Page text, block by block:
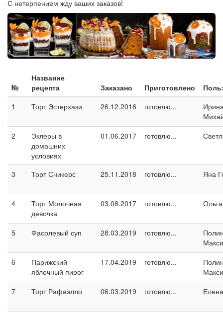
С нетерпением жду ваших заказов!
№
Название
рецепта
Заказано Приготовлено
1
Торт Эстерхази 26.12.2016 готовлю...
2
Эклеры в
домашних
условиях
01.06.2017 готовлю...
3 Торт Сникерс 25.11.2018 готовлю... Яна
4
Торт Молочная
девочка
03.08.2017 готовлю...
5 Фасолевый суп 28.03.2019 готовлю...
6
Парижский
яблочный пирог
17.04.2019 готовлю...
7
Торт Рафаэлло 06.03.2019 готовлю... Елена